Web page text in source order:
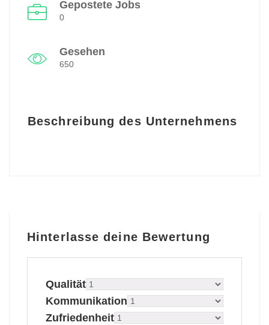
Gepostete Jobs
0
Gesehen
650
Beschreibung des Unternehmens
Hinterlasse deine Bewertung
Qualität
Kommunikation
Zufriedenheit